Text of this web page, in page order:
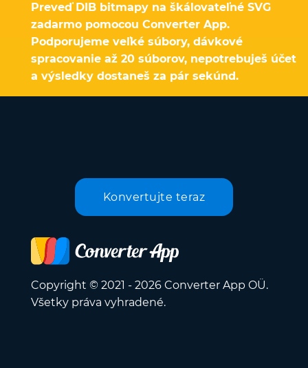
Preveď DIB bitmapy na škálovateľné SVG
zadarmo pomocou Converter App.
Podporujeme veľké súbory, dávkové
spracovanie až 20 súborov, nepotrebuješ účet
a výsledky dostaneš za pár sekúnd.
Konvertujte teraz
Copyright © 2021 - 2026 Converter App OÜ.
Všetky práva vyhradené.